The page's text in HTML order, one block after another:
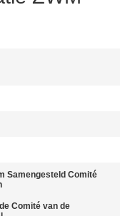
Samengesteld Comité
Comité van de